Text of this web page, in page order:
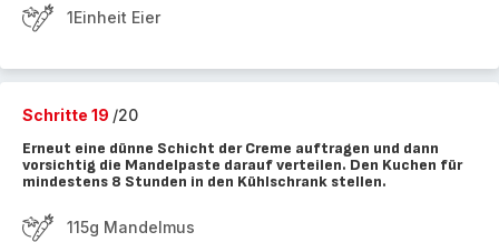
1Einheit Eier
Schritte 19 /20
Erneut eine dünne Schicht der Creme auftragen und dann
vorsichtig die Mandelpaste darauf verteilen. Den Kuchen für
mindestens 8 Stunden in den Kühlschrank stellen.
115g Mandelmus